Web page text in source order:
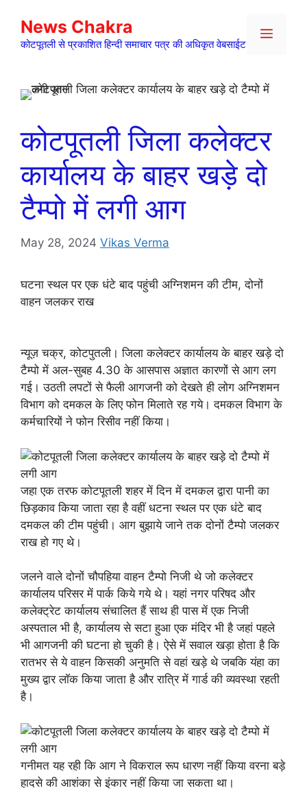
content
News Chakra
कोटपूतली से प्रकाशित हिन्दी समाचार पत्र की अधिकृत वेबसाईट
Menu
कोटपूतली जिला कलेक्टर
कार्यालय के बाहर खड़े दो
टैम्पो में लगी आग
May 28, 2024 Vikas Verma
घटना स्थल पर एक धंटे बाद पहुंची अग्निशमन की टीम, दोनों
वाहन जलकर राख
न्यूज़ चक्र, कोटपुतली। जिला कलेक्टर कार्यालय के बाहर खड़े दो
टैम्पो में अल-सुबह 4.30 के आसपास अज्ञात कारणों से आग लग
गई। उठती लपटों से फैली आगजनी को देखते ही लोग अग्निशमन
विभाग को दमकल के लिए फोन मिलाते रह गये। दमकल विभाग के
कर्मचारियों ने फोन रिसीव नहीं किया।
जहा एक तरफ कोटपूतली शहर में दिन में दमकल द्वारा पानी का
छिड़काव किया जाता रहा है वहीं धटना स्थल पर एक धंटे बाद
दमकल की टीम पहुंची। आग बुझाये जाने तक दोनों टैम्पो जलकर
राख हो गए थे।
जलने वाले दोनों चौपहिया वाहन टैम्पो निजी थे जो कलेक्टर
कार्यालय परिसर में पार्क किये गये थे। यहां नगर परिषद और
कलेक्ट्रेट कार्यालय संचालित हैं साथ ही पास में एक निजी
अस्पताल भी है, कार्यालय से सटा हुआ एक मंदिर भी है जहां पहले
भी आगजनी की घटना हो चुकी है। ऐसे में सवाल खड़ा होता है कि
रातभर से ये वाहन किसकी अनुमति से वहां खड़े थे जबकि यंहा का
मुख्य द्वार लाॅक किया जाता है और रात्रि में गार्ड की व्यवस्था रहती
है।
गनीमत यह रही कि आग ने विकराल रूप धारण नहीं किया वरना बड़े
हादसे की आशंका से इंकार नहीं किया जा सकता था।